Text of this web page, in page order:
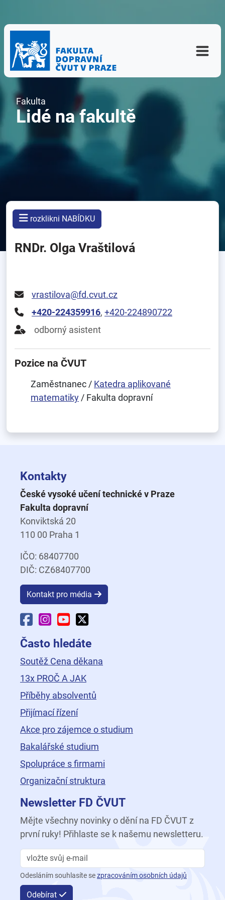
Fakulta
Lidé na fakultě
rozklikni NABÍDKU
RNDr. Olga Vraštilová
vrastilova@fd.cvut.cz
+420-224359916, +420-224890722
odborný asistent
Pozice na ČVUT
Zaměstnanec / Katedra aplikované
matematiky / Fakulta dopravní
Kontakty
České vysoké učení technické v Praze
Fakulta dopravní
Konviktská 20
110 00 Praha 1
IČO: 68407700
DIČ: CZ68407700
Kontakt pro média
Facebook Fakulty dopravní
Instagram Fakulty dopravní
YouTube Fakulty dopravní
Často hledáte
Soutěž Cena děkana
13x PROČ A JAK
Příběhy absolventů
Přijímací řízení
Akce pro zájemce o studium
Bakalářské studium
Spolupráce s firmami
Organizační struktura
Newsletter FD ČVUT
Mějte všechny novinky o dění na FD ČVUT z
první ruky! Přihlaste se k našemu newsletteru.
Odesláním souhlasíte sezpracováním osobních údajů
Odebírat